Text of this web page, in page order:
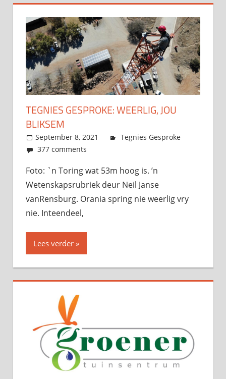
TEGNIES GESPROKE: WEERLIG, JOU
BLIKSEM
September 8, 2021 admin
Tegnies Gesproke
377 comments
Foto: `n Toring wat 53m hoog is. ’n
Wetenskapsrubriek deur Neil Janse
vanRensburg. Orania spring nie weerlig vry
nie. Inteendeel,
Lees verder